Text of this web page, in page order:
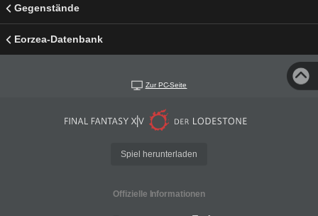
Gegenstände
Eorzea-Datenbank
Zur PC-Seite
Spiel herunterladen
Offizielle Informationen